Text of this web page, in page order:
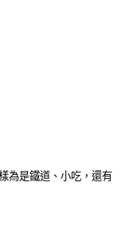
為是鐵道、小吃，還有